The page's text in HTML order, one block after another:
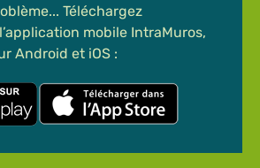
Téléchargez
mobile IntraMuros,
Android et iOS :